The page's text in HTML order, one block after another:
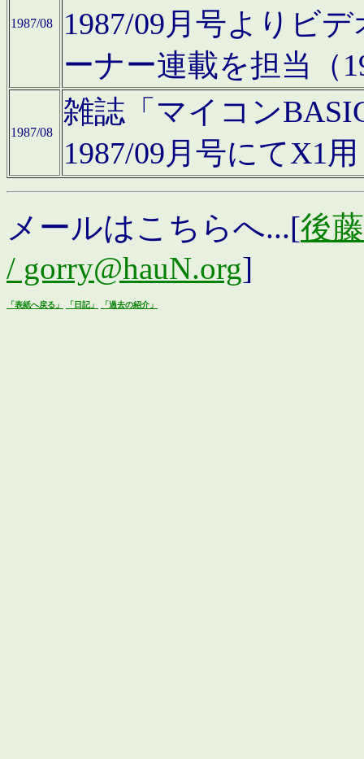
1987/08
1987/09月号よりビ
ーナー連載を担当（
1987/08
雑誌「マイコン
1987/09月号にてX1
メールはこちらへ...[後
/ gorry@hauN.org]
「表紙へ戻る」 「日記」 「過去の紹介」